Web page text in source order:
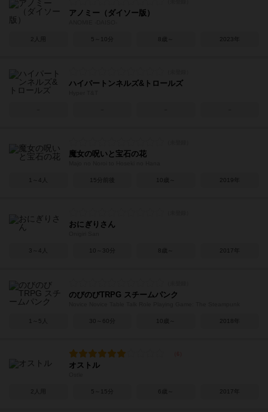
アノミー（ダイソー版）
2人用 5～10分 8歳～ 2023年
ハイパートンネルズ&トロールズ
魔女の呪いと宝石の花
1～4人 15分前後 10歳～ 2019年
おにぎりさん
3～4人 10～30分 8歳～ 2017年
のびのびTRPG スチームパンク
1～5人 30～60分 10歳～ 2018年
オストル
2人用 5～15分 6歳～ 2017年